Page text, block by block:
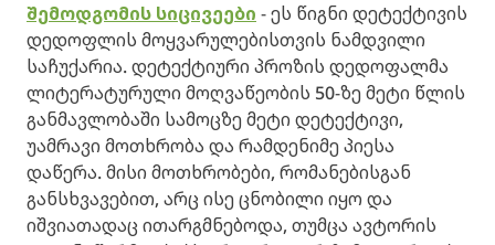
შემოდგომის სიცივეები - ეს წიგნი დეტექტივის
დედოფლის მოყვარულებისთვის ნამდვილი
საჩუქარია. დეტექტიური პროზის დედოფალმა
ლიტერატურული მოღვაწეობის 50-ზე მეტი წლის
განმავლობაში სამოცზე მეტი დეტექტივი,
უამრავი მოთხრობა და რამდენიმე პიესა
დაწერა. მისი მოთხრობები, რომანებისგან
განსხვავებით, არც ისე ცნობილი იყო და
იშვიათადაც ითარგმნებოდა, თუმცა ავტორის